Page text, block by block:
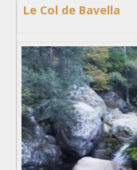
Le Col de Bavella